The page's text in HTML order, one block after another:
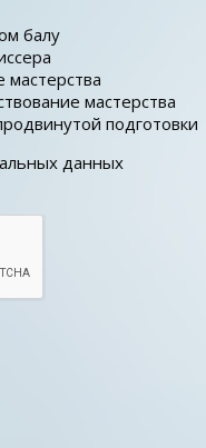
балу
мастерства
подготовки
данных